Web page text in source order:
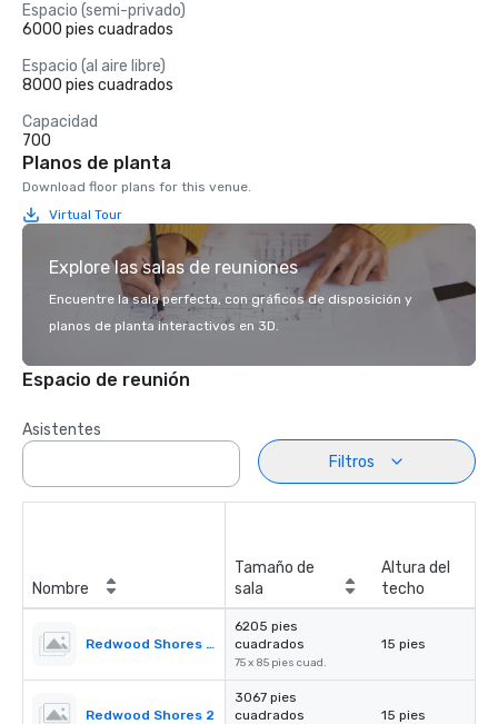
Espacio (semi-privado)
6000 pies cuadrados
Espacio (al aire libre)
8000 pies cuadrados
Capacidad
700
Planos de planta
Download floor plans for this venue.
Virtual Tour
Explore las salas de reuniones
Encuentre la sala perfecta, con gráficos de disposición y
planos de planta interactivos en 3D.
Espacio de reunión
Asistentes
Filtros
Nombre
Tamaño de
sala
Altura del
techo
Redwood Shores Ballroom
6205 pies
cuadrados
75 x 85 pies cuad.
15 pies
Redwood Shores 2
3067 pies
cuadrados
15 pies